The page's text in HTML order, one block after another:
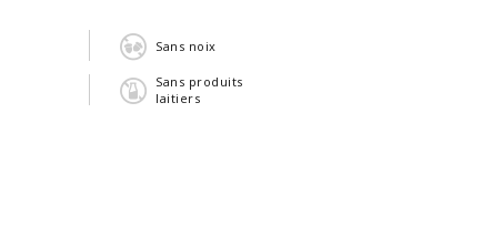
Sans noix
Sans produits
laitiers